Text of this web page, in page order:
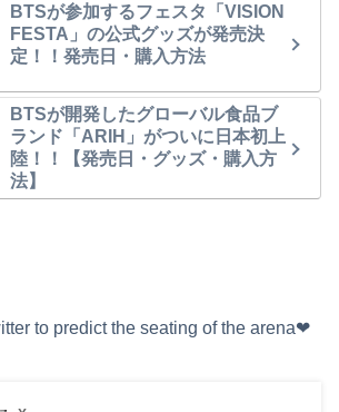
BTSが参加するフェスタ「VISION
FESTA」の公式グッズが発売決
定！！発売日・購入方法
BTSが開発したグローバル食品ブ
ランド「ARIH」がついに日本初上
陸！！【発売日・グッズ・購入方
法】
to predict the seating of the arena❤︎